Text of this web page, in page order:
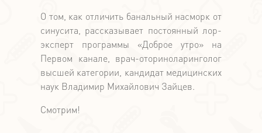
О том, как отличить банальный насморк от
синусита, рассказывает постоянный лор-
эксперт программы «Доброе утро» на
Первом канале, врач-оториноларинголог
высшей категории, кандидат медицинских
наук Владимир Михайлович Зайцев.
Смотрим!